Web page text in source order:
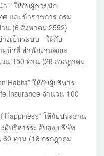
” ให้กับผู้ช่วยนัก
และข้าราชการ กรม
น (6 สิงหาคม 2552)
งเป็นระบบ ” ให้กับ
หน้าที่ สำนักงานคณะ
น 150 ท่าน (28 กรกฎาคม
Habits” ให้กับผู้บริหาร
Insurance จำนวน 100
Happiness” ให้กับประธาน
ผู้บริหารระดับสูง บริษัท
60 ท่าน (18 กรกฎาคม